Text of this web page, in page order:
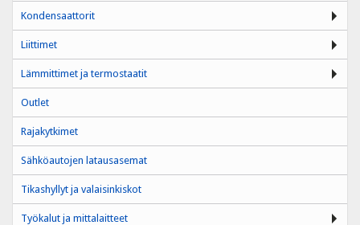
Kondensaattorit
Liittimet
Lämmittimet ja termostaatit
Outlet
Rajakytkimet
Sähköautojen latausasemat
Tikashyllyt ja valaisinkiskot
Työkalut ja mittalaitteet